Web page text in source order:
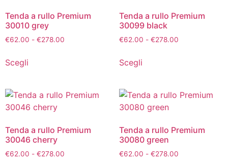
Tenda a rullo Premium
30010 grey
€62.00 - €278.00
Scegli
Tenda a rullo Premium
30099 black
€62.00 - €278.00
Scegli
Tenda a rullo Premium
30046 cherry
€62.00 - €278.00
Tenda a rullo Premium
30080 green
€62.00 - €278.00